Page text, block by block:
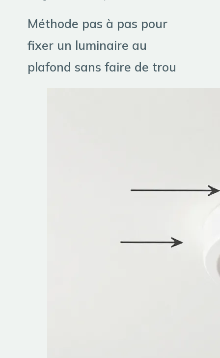
Méthode pas à pas pour
fixer un luminaire au
plafond sans faire de trou